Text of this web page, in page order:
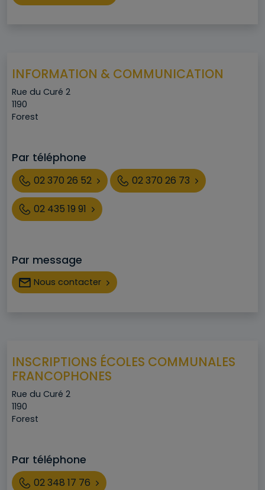
INFORMATION & COMMUNICATION
Adresse
Rue du Curé 2
Code postal
1190
Ville
Forest
Par téléphone
Téléphone02 370 26 52 02 370 26 73
02 435 19 91
Par message
Nous contacter
INSCRIPTIONS ÉCOLES COMMUNALES
FRANCOPHONES
Adresse
Rue du Curé 2
Code postal
1190
Ville
Forest
Par téléphone
Téléphone02 348 17 76